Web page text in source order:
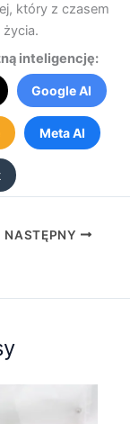
który z czasem
inteligencję:
Google AI
Meta AI
NASTĘPNY